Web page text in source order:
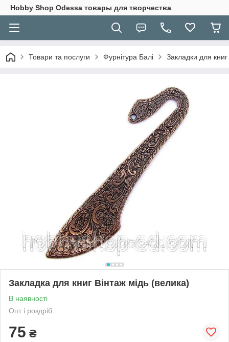
Hobbу Shop Odessa товары для творчества
Товари та послуги Фурнітура Балі Закладки для книг
Закладка для книг Вінтаж мідь (велика)
В наявності
Опт і роздріб
75 ₴